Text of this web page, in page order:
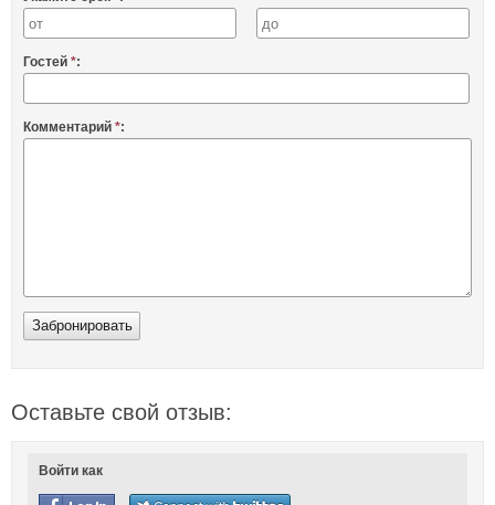
Гостей *:
Комментарий *:
Оставьте свой отзыв:
Войти как